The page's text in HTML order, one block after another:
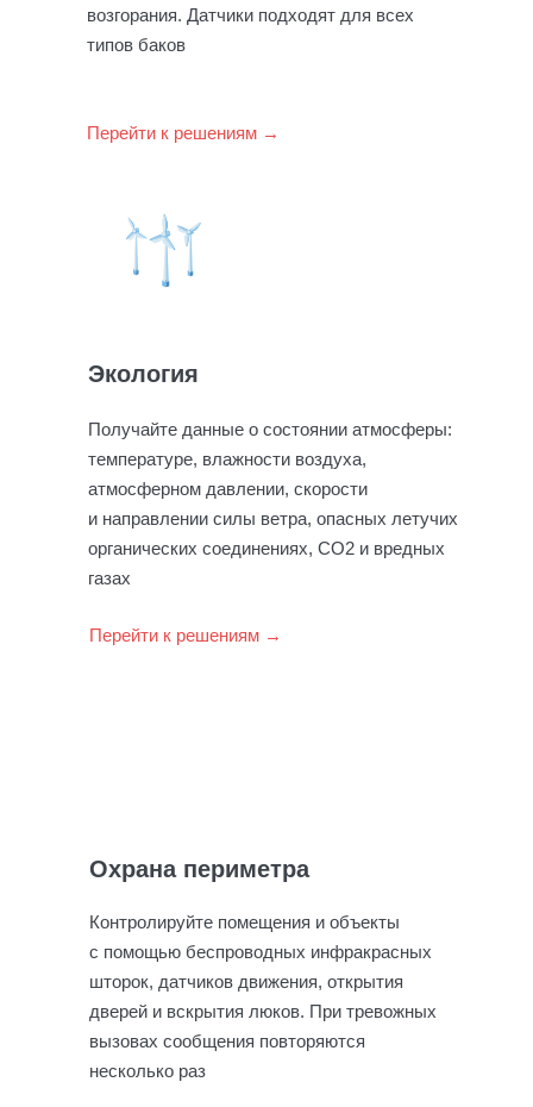
возгорания. Датчики подходят для всех
типов баков
Получайте данные о состоянии атмосферы:
температуре, влажности воздуха,
атмосферном давлении, скорости
и направлении силы ветра, опасных летучих
органических соединениях, СО2 и вредных
газах
Экология
Контролируйте помещения и объекты
с помощью беспроводных инфракрасных
шторок, датчиков движения, открытия
дверей и вскрытия люков. При тревожных
вызовах сообщения повторяются
несколько раз
Охрана периметра
Перейти к решениям →
Перейти к решениям →